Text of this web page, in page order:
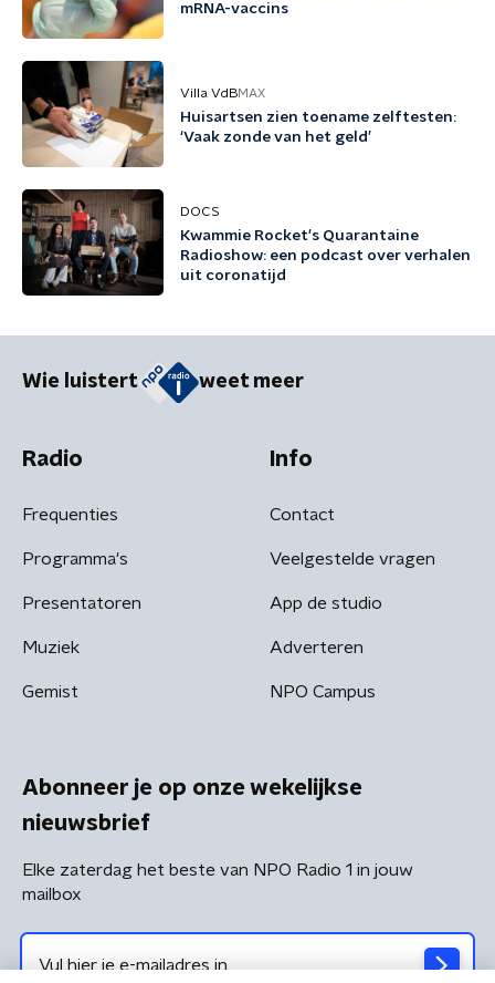
mRNA-vaccins
Villa VdBMAX
Huisartsen zien toename zelftesten:
‘Vaak zonde van het geld’
DOCS
Kwammie Rocket's Quarantaine
Radioshow: een podcast over verhalen
uit coronatijd
Wie luistert weet meer
Radio
Frequenties
Programma's
Presentatoren
Muziek
Gemist
Info
Contact
Veelgestelde vragen
App de studio
Adverteren
NPO Campus
Abonneer je op onze wekelijkse
nieuwsbrief
Elke zaterdag het beste van NPO Radio 1 in jouw
mailbox